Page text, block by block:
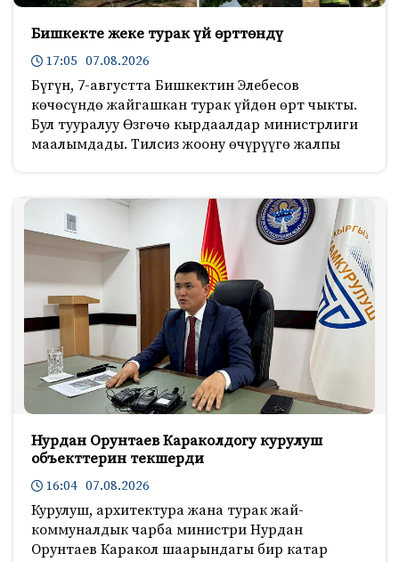
Бишкекте жеке турак үй өрттөндү
17:05 07.08.2026
Бүгүн, 7-августта Бишкектин Элебесов
көчөсүндө жайгашкан турак үйдөн өрт чыкты.
Бул тууралуу Өзгөчө кырдаалдар министрлиги
маалымдады. Тилсиз жоону өчүрүүгө жалпы
Нурдан Орунтаев Караколдогу курулуш
объекттерин текшерди
16:04 07.08.2026
Курулуш, архитектура жана турак жай-
коммуналдык чарба министри Нурдан
Орунтаев Каракол шаарындагы бир катар